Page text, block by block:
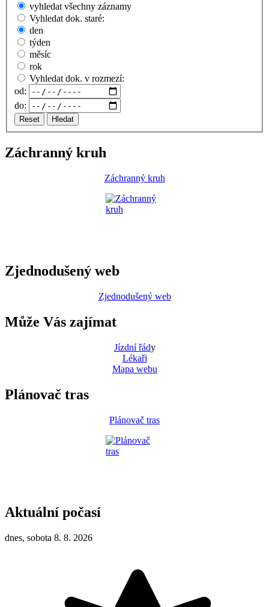
vyhledat všechny záznamy
Vyhledat dok. staré:
den
týden
měsíc
rok
Vyhledat dok. v rozmezí:
od:
do:
Reset Hledat
Záchranný kruh
Záchranný kruh
Zjednodušený web
Zjednodušený web
Může Vás zajímat
Jízdní řády
Lékaři
Mapa webu
Plánovač tras
Plánovač tras
Aktuální počasí
dnes, sobota 8. 8. 2026